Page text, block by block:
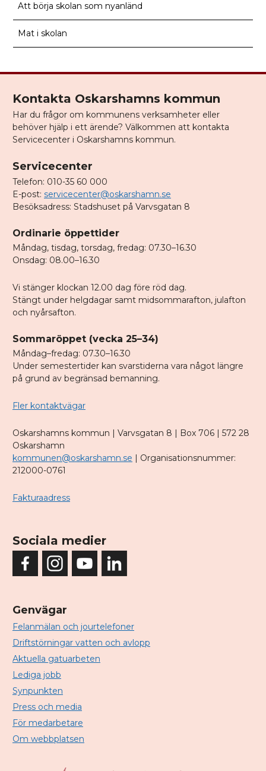
Att börja skolan som nyanländ
Mat i skolan
Kontakta Oskarshamns kommun
Har du frågor om kommunens verksamheter eller
behöver hjälp i ett ärende? Välkommen att kontakta
Servicecenter i Oskarshamns kommun.
Servicecenter
Telefon: 010-35 60 000
E-post: servicecenter@oskarshamn.se
Besöksadress: Stadshuset på Varvsgatan 8
Ordinarie öppettider
Måndag, tisdag, torsdag, fredag: 07.30–16.30
Onsdag: 08.00–16.30
Vi stänger klockan 12.00 dag före röd dag.
Stängt under helgdagar samt midsommarafton, julafton
och nyårsafton.
Sommaröppet (vecka 25–34)
Måndag–fredag: 07.30–16.30
Under semestertider kan svarstiderna vara något längre
på grund av begränsad bemanning.
Fler kontaktvägar
Oskarshamns kommun | Varvsgatan 8 | Box 706 | 572 28
Oskarshamn
kommunen@oskarshamn.se | Organisationsnummer:
212000-0761
Fakturaadress
Sociala medier
Genvägar
Felanmälan och jourtelefoner
Driftstörningar vatten och avlopp
Aktuella gatuarbeten
Lediga jobb
Synpunkten
Press och media
För medarbetare
Om webbplatsen